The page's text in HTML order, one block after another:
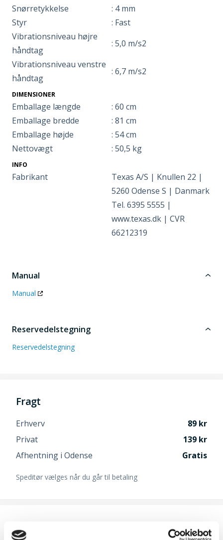
Snørretykkelse
: 4 mm
Styr
: Fast
Vibrationsniveau højre
håndtag
: 5,0 m/s2
Vibrationsniveau venstre
håndtag
: 6,7 m/s2
DIMENSIONER
Emballage længde
: 60 cm
Emballage bredde
: 81 cm
Emballage højde
: 54 cm
Nettovægt
: 50,5 kg
INFO
Fabrikant
Texas A/S | Knullen 22 |
5260 Odense S | Danmark
Tel. 6395 5555 |
www.texas.dk | CVR
66212319
Manual
Manual
Reservedelstegning
Reservedelstegning
Fragt
Erhverv
89
Privat
139
Afhentning i Odense
Gratis
Speditør vælges når du går til betaling
Ofte købt sammen med